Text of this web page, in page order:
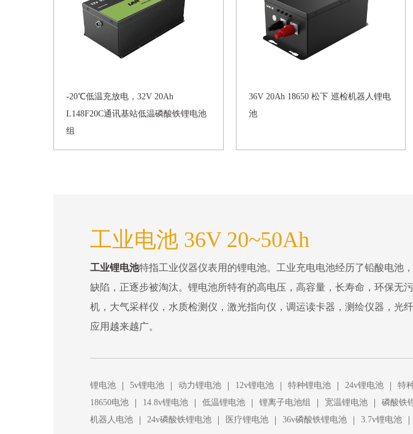
-20℃低温充放电，32V 20Ah
L148F20C通讯基站低温磷酸铁锂电池
组
36V 20Ah 18650 松下 巡检机器人锂电
池
工业电池 36V 20~50Ah
工业锂电池特指工业仪器仪表用的锂电池。工业充电电池经历了铅酸电池
缺陷，正逐步被淘汰。锂电池所特有的高电压，高容量，长寿命，环保无
机，大气采样仪，水质检测仪，激光指向仪，调运读卡器，测绘仪器，光
应用越来越广。
锂电池 | 5v锂电池 | 动力锂电池 | 12v锂电池 | 特种锂电池 | 24v锂电池 | 特
18650电池 | 14.8v锂电池 | 低温锂电池 | 锂离子电池组 | 宽温锂电池 | 磷酸铁
机器人电池 | 24v磷酸铁锂电池 | 医疗锂电池 | 36v磷酸铁锂电池 | 3.7v锂电池 |